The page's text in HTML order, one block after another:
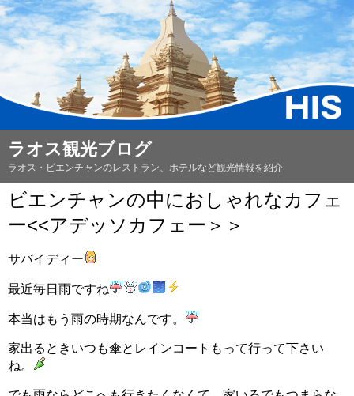
ラオス観光ブログ
ラオス・ビエンチャンのレストラン、ホテルなど観光情報を紹介
ビエンチャンの中におしゃれなカフェ
ー<<アデッソカフェー＞＞
サバイディー
最近毎日雨ですね
本当はもう雨の時期なんです。
家出るときいつも傘とレインコートもって行って下さい
ね。